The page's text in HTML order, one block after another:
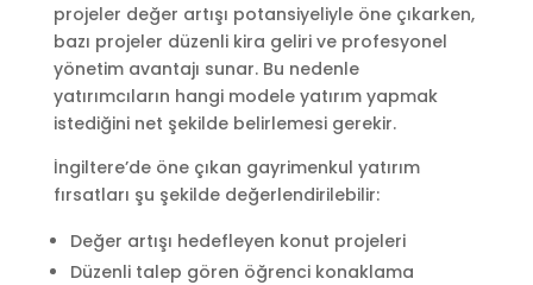
projeler değer artışı potansiyeliyle öne çıkarken,
bazı projeler düzenli kira geliri ve profesyonel
yönetim avantajı sunar. Bu nedenle
yatırımcıların hangi modele yatırım yapmak
istediğini net şekilde belirlemesi gerekir.
İngiltere’de öne çıkan gayrimenkul yatırım
fırsatları şu şekilde değerlendirilebilir:
Değer artışı hedefleyen konut projeleri
Düzenli talep gören öğrenci konaklama